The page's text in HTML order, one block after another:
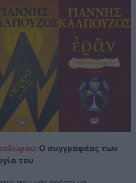
Ο συγγραφέας των
του